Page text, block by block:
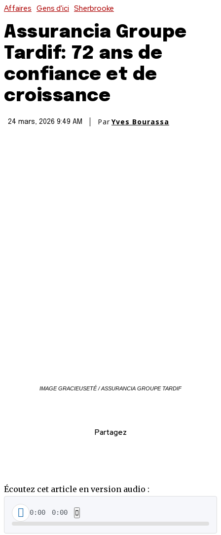
Affaires Gens d'ici Sherbrooke
Assurancia Groupe
Tardif: 72 ans de
confiance et de
croissance
24 mars, 2026 9:49 AM ParYves Bourassa
IMAGE GRACIEUSETÉ / ASSURANCIA GROUPE TARDIF
Partagez
Écoutez cet article en version audio :
0:00 0:00